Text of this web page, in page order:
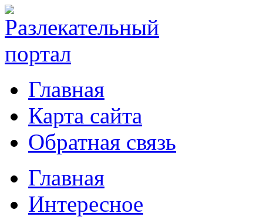
Главная
Карта сайта
Обратная связь
Главная
Интересное